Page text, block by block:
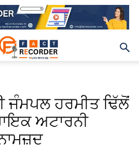
ਜੰਮਪਲ ਹਰਮੀਤ ਢਿੱਲੋਂ
ਅਟਾਰਨੀ